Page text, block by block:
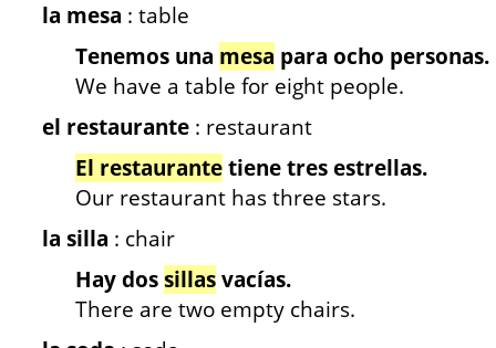
la mesa : table
Tenemos una mesa para ocho personas.
We have a table for eight people.
el restaurante : restaurant
El restaurantetiene tres estrellas.
Our restaurant has three stars.
la silla : chair
Hay dossillasvacías.
There are two empty chairs.